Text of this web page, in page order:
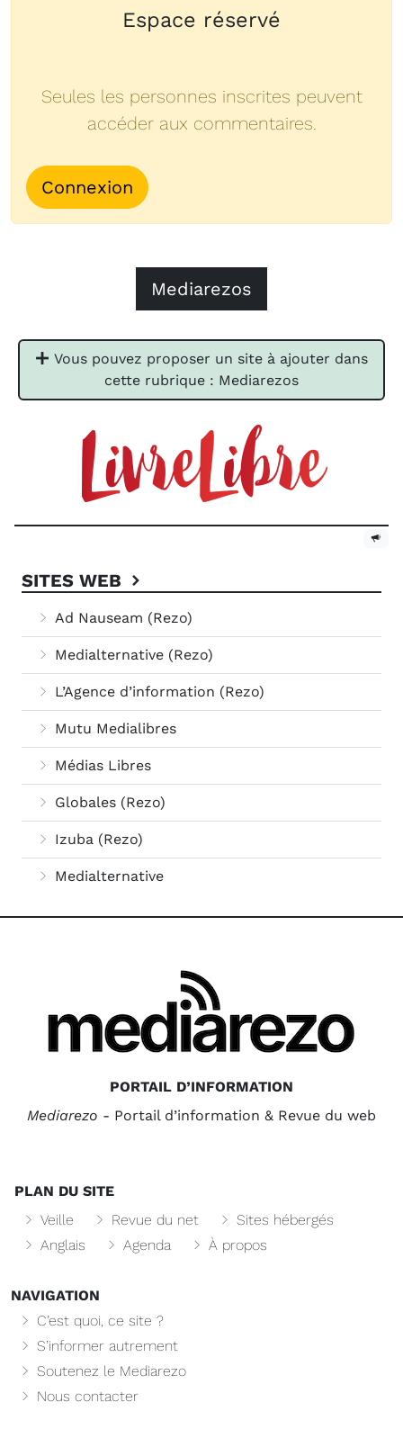
Espace réservé
Seules les personnes inscrites peuvent
accéder aux commentaires.
Connexion
Mediarezos
Vous pouvez proposer un site à ajouter dans
cette rubrique : Mediarezos
SITES WEB
Ad Nauseam (Rezo)
Medialternative (Rezo)
L’Agence d’information (Rezo)
Mutu Medialibres
Médias Libres
Globales (Rezo)
Izuba (Rezo)
Medialternative
PORTAIL D’INFORMATION
Mediarezo - Portail d’information & Revue du web
PLAN DU SITE
Veille
Revue du net
Sites hébergés
Anglais
Agenda À propos
NAVIGATION
C’est quoi, ce site ?
S’informer autrement
Soutenez le Mediarezo
Nous contacter